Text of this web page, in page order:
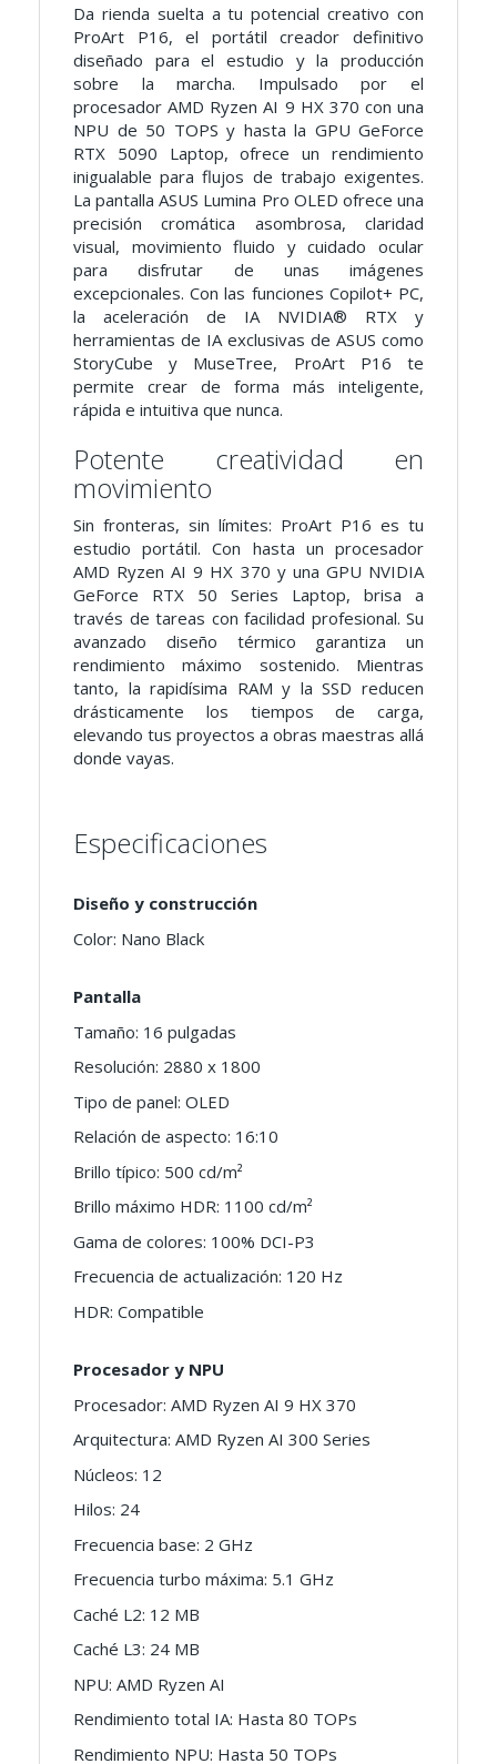
Da rienda suelta a tu potencial creativo con
ProArt P16, el portátil creador definitivo
diseñado para el estudio y la producción
sobre la marcha. Impulsado por el
procesador AMD Ryzen AI 9 HX 370 con una
NPU de 50 TOPS y hasta la GPU GeForce
RTX 5090 Laptop, ofrece un rendimiento
inigualable para flujos de trabajo exigentes.
La pantalla ASUS Lumina Pro OLED ofrece una
precisión cromática asombrosa, claridad
visual, movimiento fluido y cuidado ocular
para disfrutar de unas imágenes
excepcionales. Con las funciones Copilot+ PC,
la aceleración de IA NVIDIA® RTX y
herramientas de IA exclusivas de ASUS como
StoryCube y MuseTree, ProArt P16 te
permite crear de forma más inteligente,
rápida e intuitiva que nunca.
Potente creatividad en
movimiento
Sin fronteras, sin límites: ProArt P16 es tu
estudio portátil. Con hasta un procesador
AMD Ryzen AI 9 HX 370 y una GPU NVIDIA
GeForce RTX 50 Series Laptop, brisa a
través de tareas con facilidad profesional. Su
avanzado diseño térmico garantiza un
rendimiento máximo sostenido. Mientras
tanto, la rapidísima RAM y la SSD reducen
drásticamente los tiempos de carga,
elevando tus proyectos a obras maestras allá
donde vayas.
Especificaciones
Diseño y construcción
Color: Nano Black
Pantalla
Tamaño: 16 pulgadas
Resolución: 2880 x 1800
Tipo de panel: OLED
Relación de aspecto: 16:10
Brillo típico: 500 cd/m²
Brillo máximo HDR: 1100 cd/m²
Gama de colores: 100% DCI-P3
Frecuencia de actualización: 120 Hz
HDR: Compatible
Procesador y NPU
Procesador: AMD Ryzen AI 9 HX 370
Arquitectura: AMD Ryzen AI 300 Series
Núcleos: 12
Hilos: 24
Frecuencia base: 2 GHz
Frecuencia turbo máxima: 5.1 GHz
Caché L2: 12 MB
Caché L3: 24 MB
NPU: AMD Ryzen AI
Rendimiento total IA: Hasta 80 TOPs
Rendimiento NPU: Hasta 50 TOPs